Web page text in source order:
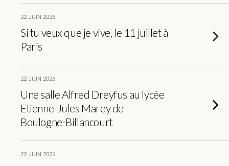
22 JUIN 2026
Si tu veux que je vive, le 11 juillet à
Paris
22 JUIN 2026
Une salle Alfred Dreyfus au lycée
Etienne-Jules Marey de
Boulogne-Billancourt
22 JUIN 2026